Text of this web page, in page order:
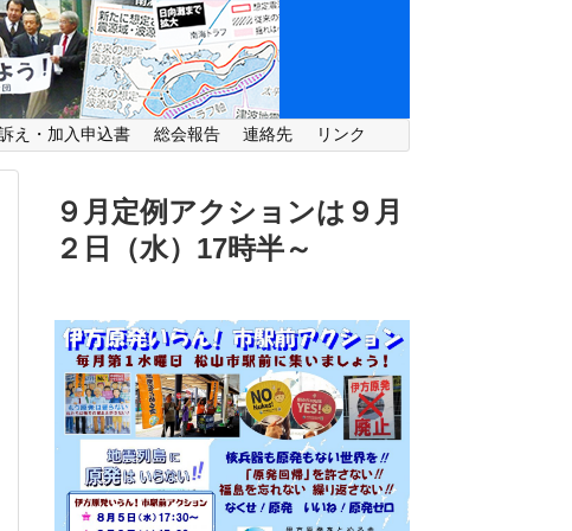
え・加入申込書 総会報告 連絡先 リンク
９月定例アクションは９月
２日（水） 17時半～